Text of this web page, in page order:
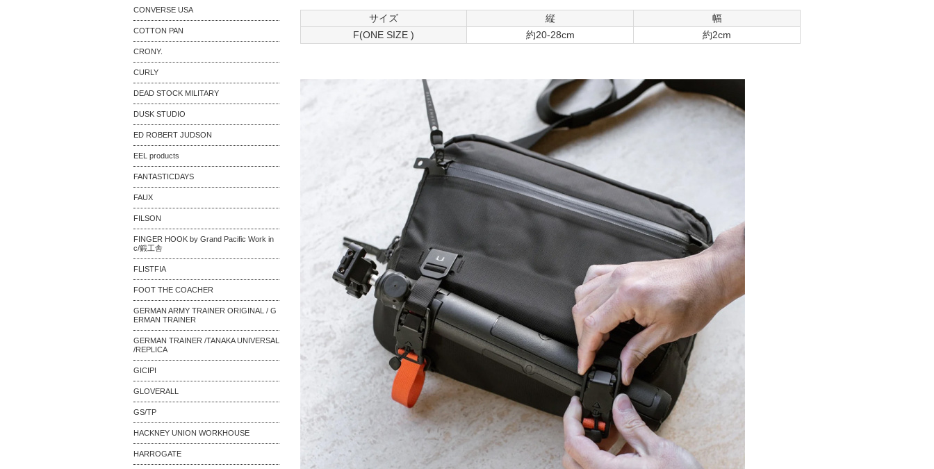
サイズ 縦
幅
F(ONE SIZE )
約20-28cm 約2cm
CONVERSE USA
COTTON PAN
CRONY.
CURLY
DEAD STOCK MILITARY
DUSK STUDIO
ED ROBERT JUDSON
EEL products
FANTASTICDAYS
FAUX
FILSON
FINGER HOOK by Grand Pacific Work in
c/鍛工舎
FLISTFIA
FOOT THE COACHER
GERMAN ARMY TRAINER ORIGINAL / G
ERMAN TRAINER
GERMAN TRAINER /TANAKA UNIVERSAL
/REPLICA
GICIPI
GLOVERALL
GS/TP
HACKNEY UNION WORKHOUSE
HARROGATE